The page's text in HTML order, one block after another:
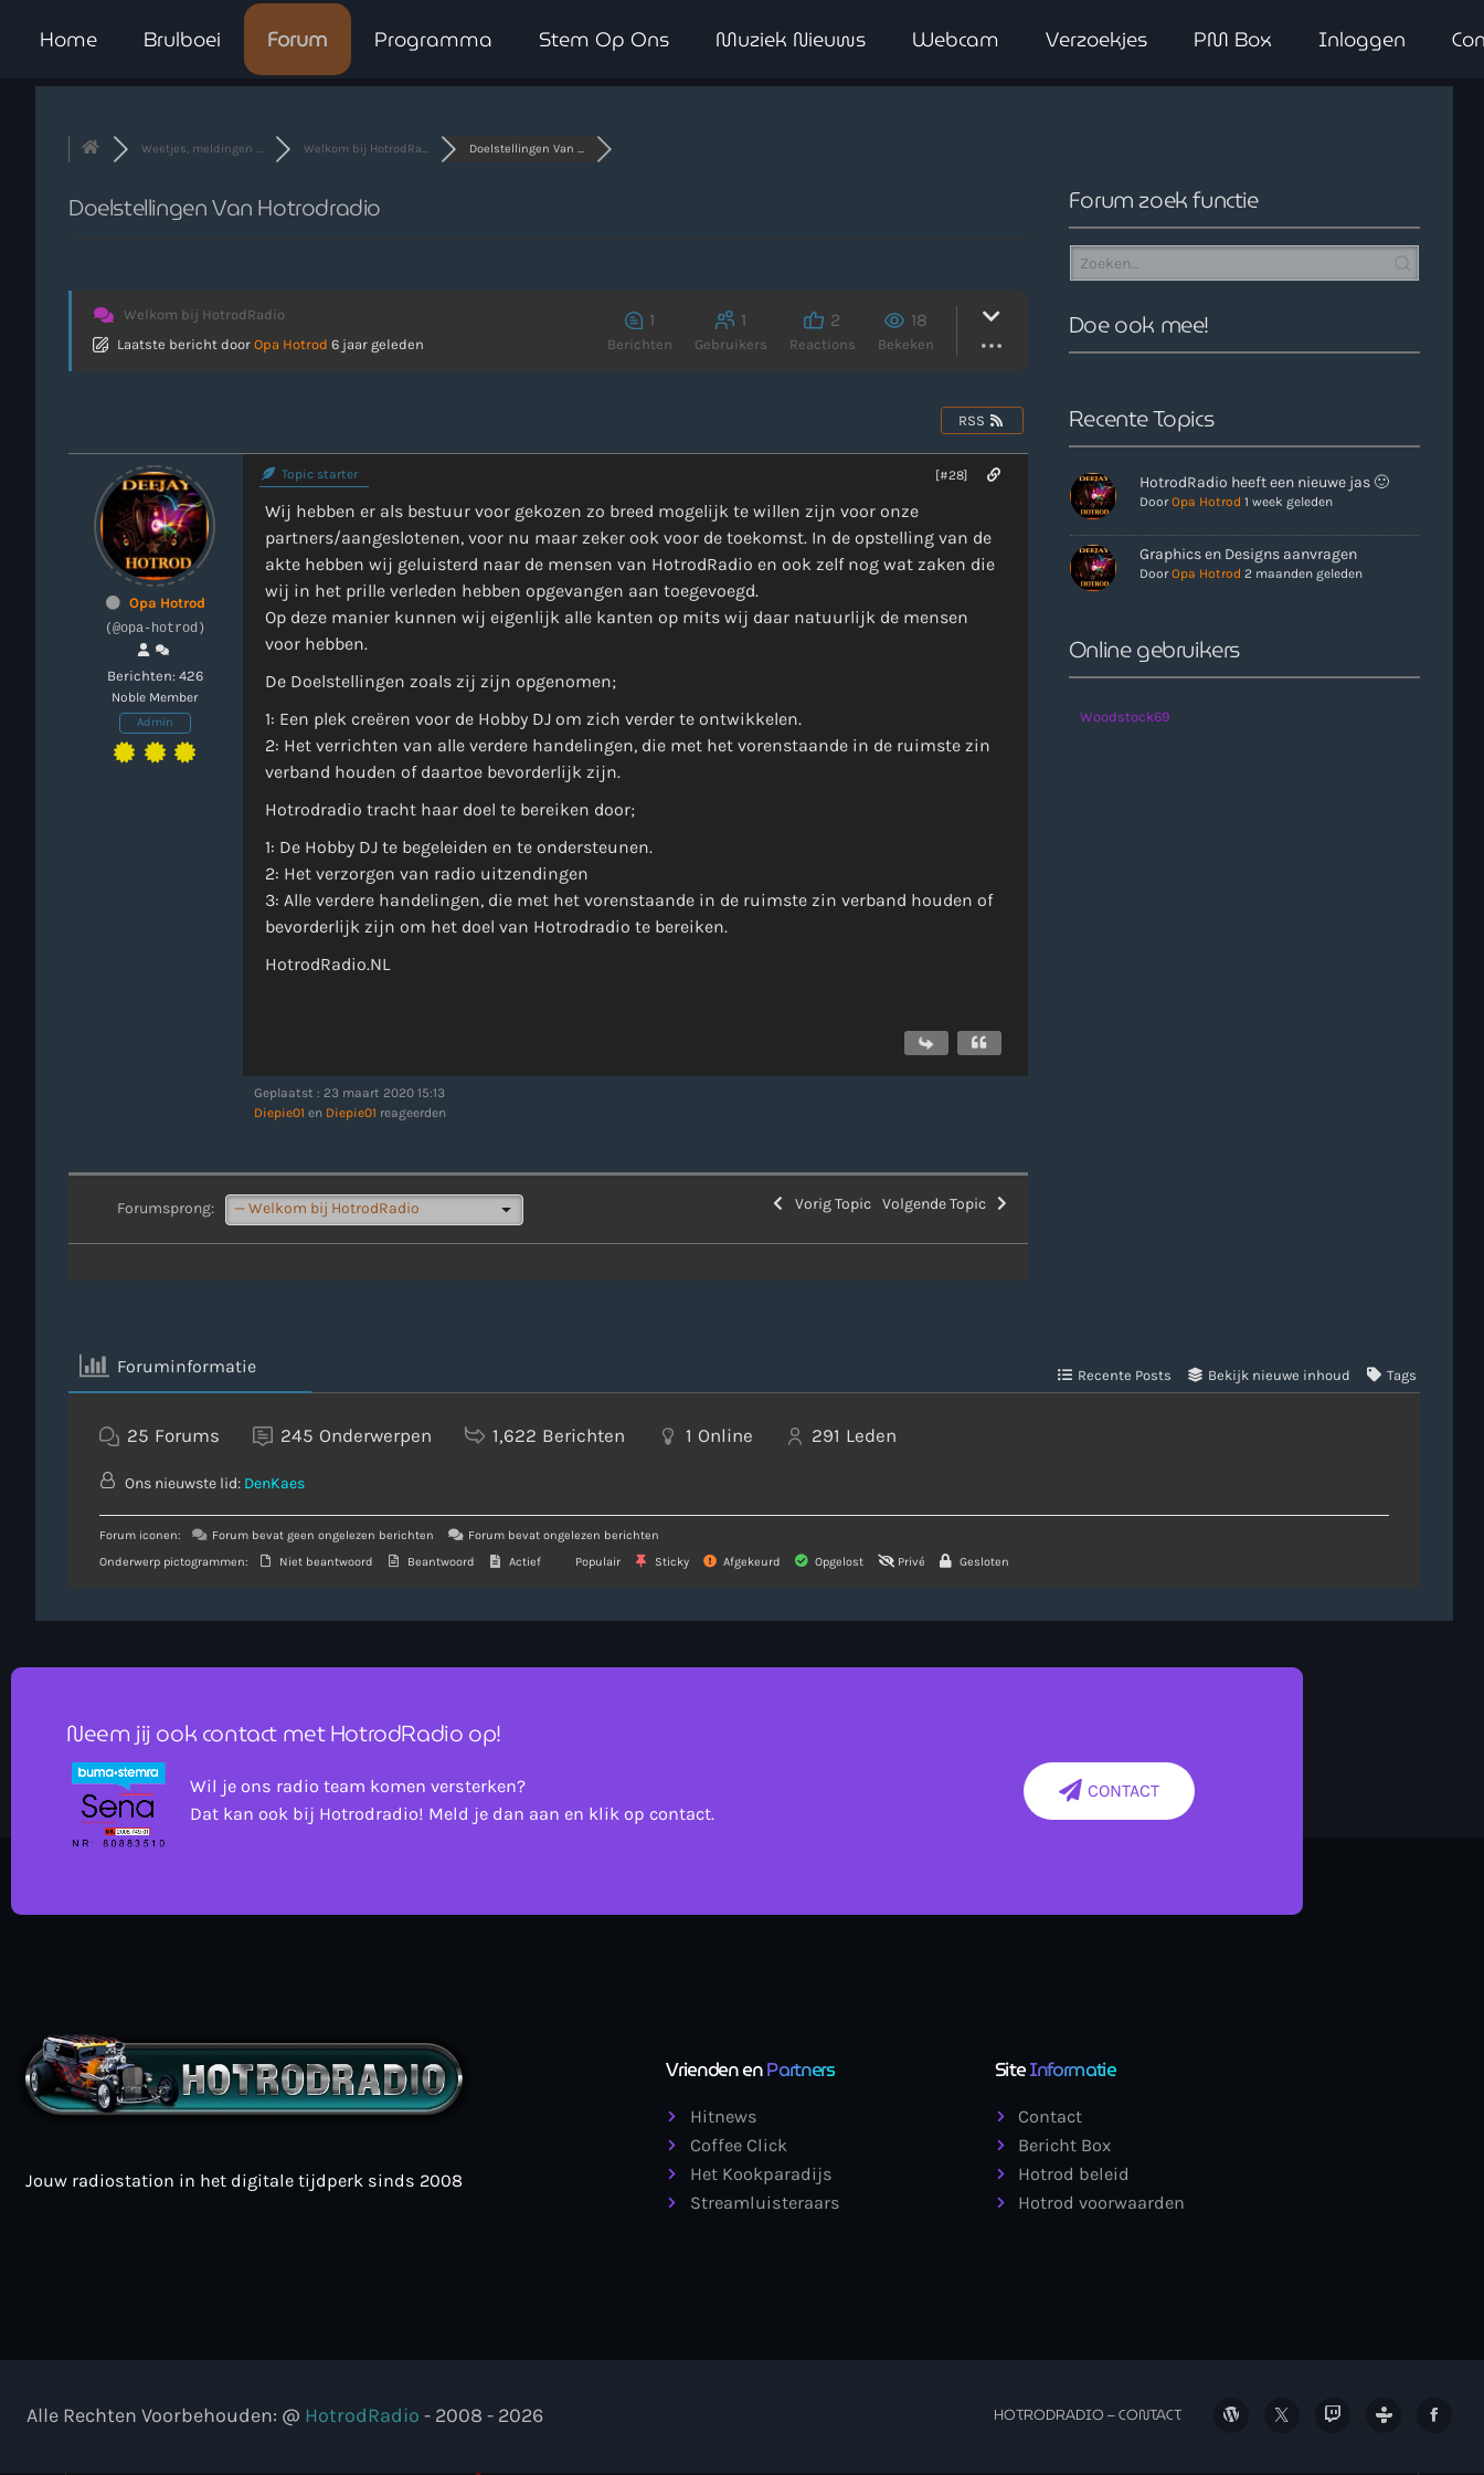
Home Brulboei Forum Programma Stem Op Ons Muziek Nieuws Webcam Verzoekjes PM Box Inloggen
00:00 - 12:00 more_vert
Onze Non-Stop draait 24/7 op de uren als er geen Live-Dj is. Ook kun je tijdens de
Non-Stop verzoekjes aanvragen. Klik in het menu op Verzoekjes.
Nieuws
Weetjes, meldingen ... Welkom bij HotrodRa... Doelstellingen Van ...
Doelstellingen Van Hotrodradio
Welkom bij HotrodRadio
Laatste bericht door Opa Hotrod 6 jaar geleden
1
Berichten
1
Gebruikers
2
Reactions
18
Bekeken
RSS
Opa Hotrod
(@opa-hotrod)
Berichten: 426
Noble Member
Admin
Topic starter [#28]
Wij hebben er als bestuur voor gekozen zo breed mogelijk te willen zijn voor onze
partners/aangeslotenen, voor nu maar zeker ook voor de toekomst. In de opstelling van de
akte hebben wij geluisterd naar de mensen van HotrodRadio en ook zelf nog wat zaken die
wij in het prille verleden hebben opgevangen aan toegevoegd.
Op deze manier kunnen wij eigenlijk alle kanten op mits wij daar natuurlijk de mensen
voor hebben.
De Doelstellingen zoals zij zijn opgenomen;
1: Een plek creëren voor de Hobby DJ om zich verder te ontwikkelen.
2: Het verrichten van alle verdere handelingen, die met het vorenstaande in de ruimste zin
verband houden of daartoe bevorderlijk zijn.
Hotrodradio tracht haar doel te bereiken door;
1: De Hobby DJ te begeleiden en te ondersteunen.
2: Het verzorgen van radio uitzendingen
3: Alle verdere handelingen, die met het vorenstaande in de ruimste zin verband houden of
bevorderlijk zijn om het doel van Hotrodradio te bereiken.
HotrodRadio.NL
Geplaatst : 23 maart 2020 15:13
Diepie01 en Diepie01 reageerden
Forumsprong: Vorig Topic Volgende Topic
Forum zoek functie
Doe ook mee!
Recente Topics
HotrodRadio heeft een nieuwe jas 🙂
DoorOpa Hotrod 1 week geleden
Graphics en Designs aanvragen
DoorOpa Hotrod 2 maanden geleden
Online gebruikers
Woodstock69
Foruminformatie Recente Posts Bekijk nieuwe inhoud Tags
25 Forums 245 Onderwerpen 1,622 Berichten 1 Online 291 Leden
Ons nieuwste lid: DenKaes
Forum iconen: Forum bevat geen ongelezen berichten
Forum bevat ongelezen berichten
Onderwerp pictogrammen:
Niet beantwoord Beantwoord Actief Populair Sticky Afgekeurd Opgelost Privé Gesloten
Neem jij ook contact met HotrodRadio op!
Wil je ons radio team komen versterken?
Dat kan ook bij Hotrodradio! Meld je dan aan en klik op contact.
CONTACT
Jouw radiostation in het digitale tijdperk sinds 2008
Vrienden enPartners
Hitnews
Coffee Click
Het Kookparadijs
Streamluisteraars
SiteInformatie
Contact
Bericht Box
Hotrod beleid
Hotrod voorwaarden
Alle Rechten Voorbehouden: @ HotrodRadio - 2008 - 2026 HOTRODRADIO – CONTACT